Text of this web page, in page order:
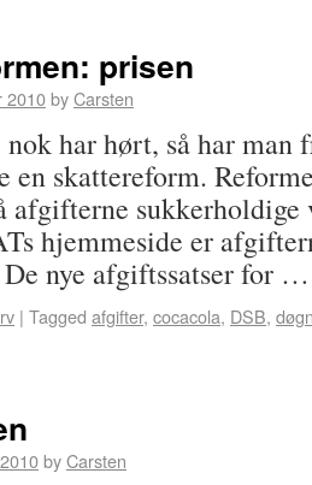
prisen
2010byCarsten
nok har hørt, så har
en skattereform.
afgifterne sukkerholdige
hjemmeside er
nye afgiftssatser for
| Tagged afgifter, cocacola, DSB,
byCarsten